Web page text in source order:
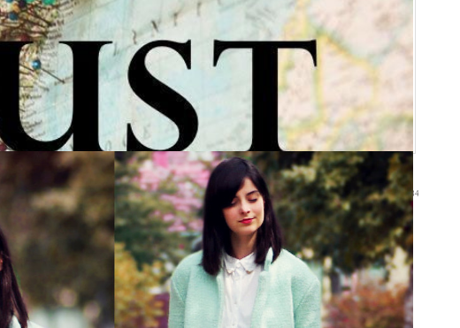
17:34
сайту исполняется целых 4 года! Согласись, цифра вполне себе
готовимся. И приглашаем тебя присоединиться.:) Ты можешь принять
к сайту (в этом году нам почему-то не хочется скромничать) и
на аватар.